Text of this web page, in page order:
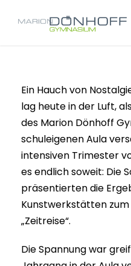
Ein Hauch von
lag heute in der Luft,
des Marion Dönhoff
schuleigenen Aula
intensiven Trimester
es endlich soweit: Die
präsentierten die
Kunstwerkstätten
„Zeitreise“.
Die Spannung war